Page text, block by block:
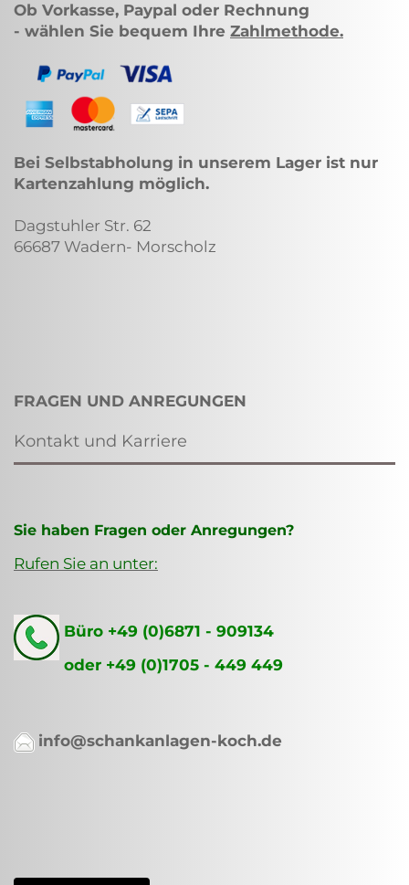
Ob Vorkasse, Paypal oder Rechnung
- wählen Sie bequem Ihre Zahlmethode.
Bei Selbstabholung in unserem Lager ist nur
Kartenzahlung möglich.
Dagstuhler Str. 62
66687 Wadern- Morscholz
FRAGEN UND ANREGUNGEN
Kontakt und Karriere
Sie haben Fragen oder Anregungen?
Rufen Sie an unter:
Büro +49 (0)6871 - 909134
oder +49 (0)1705 - 449 449
info@schankanlagen-koch.de